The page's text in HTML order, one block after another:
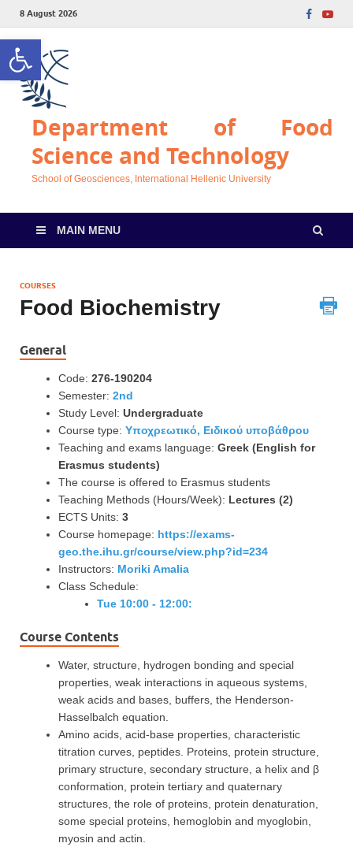
Open toolbar
8 August 2026
Department of Food
Science and Technology
School of Geosciences, International Hellenic University
MAIN MENU
COURSES
Food Biochemistry
General
Code: 276-190204
Semester: 2nd
Study Level: Undergraduate
Course type: Υποχρεωτικό, Ειδικού υποβάθρου
Teaching and exams language: Greek (English for
Erasmus students)
The course is offered to Erasmus students
Teaching Methods (Hours/Week): Lectures (2)
ECTS Units: 3
Course homepage: https://exams-
geo.the.ihu.gr/course/view.php?id=234
Instructors: Moriki Amalia
Class Schedule:
Tue 10:00 - 12:00:
Course Contents
Water, structure, hydrogen bonding and special
properties, weak interactions in aqueous systems,
weak acids and bases, buffers, the Henderson-
Hasselbalch equation.
Amino acids, acid-base properties, characteristic
titration curves, peptides. Proteins, protein structure,
primary structure, secondary structure, a helix and β
conformation, protein tertiary and quaternary
structures, the role of proteins, protein denaturation,
some special proteins, hemoglobin and myoglobin,
myosin and actin.